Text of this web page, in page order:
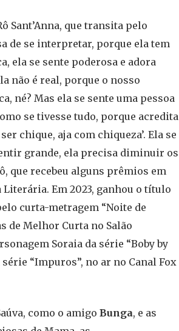
Sant’Anna, que transita pelo
de se interpretar, porque ela tem
ela se sente poderosa e adora
não é real, porque o nosso
né? Mas ela se sente uma pessoa
se tivesse tudo, porque acredita
chique, aja com chiqueza’. Ela se
grande, ela precisa diminuir os
que recebeu alguns prêmios em
Em 2023, ganhou o título
curta-metragem “Noite de
de Melhor Curta no Salão
Soraia da série “Boby by
“Impuros”, no ar no Canal Fox
como o amigo Bunga, e as